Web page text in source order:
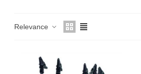
Relevance